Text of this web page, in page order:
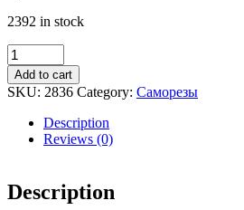
2392 in stock
Саморез
ПШС
RAL
6005
4,2х16
сверло
т.зеленый
Add to cart
SKU: 2836 Category: Саморезы
Description
Reviews (0)
Description